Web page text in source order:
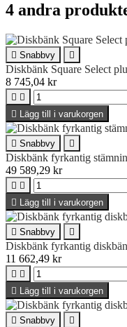
4 andra
 Snabbvy 
Diskbänk Square Select
8 745,04 kr
 
 Lägg till i varukorgen
 Snabbvy 
Diskbänk fyrkantig
49 589,29 kr
 
 Lägg till i varukorgen
 Snabbvy 
Diskbänk fyrkantig
11 662,49 kr
 
 Lägg till i varukorgen
 Snabbvy 